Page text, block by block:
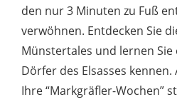
den nur 3 Minuten zu Fuß
verwöhnen. Entdecken Sie
Münstertales und lernen Sie
Dörfer des Elsasses
Ihre “Markgräfler-Wochen”